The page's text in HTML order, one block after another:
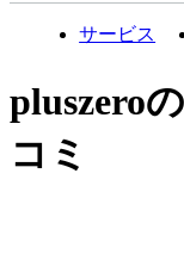
サービス
pluszero
コミ